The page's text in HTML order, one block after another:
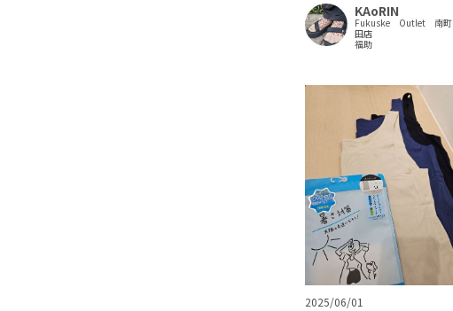
KAoRIN
Fukuske Outlet 南町
田店
福助
2025/06/01